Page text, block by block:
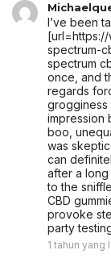
I’ve been
spectrum-
spectrum
once, and
regards
grogginess
impression
boo,
was
can
after a long
to the
CBD
provoke
party
1 tahun yang